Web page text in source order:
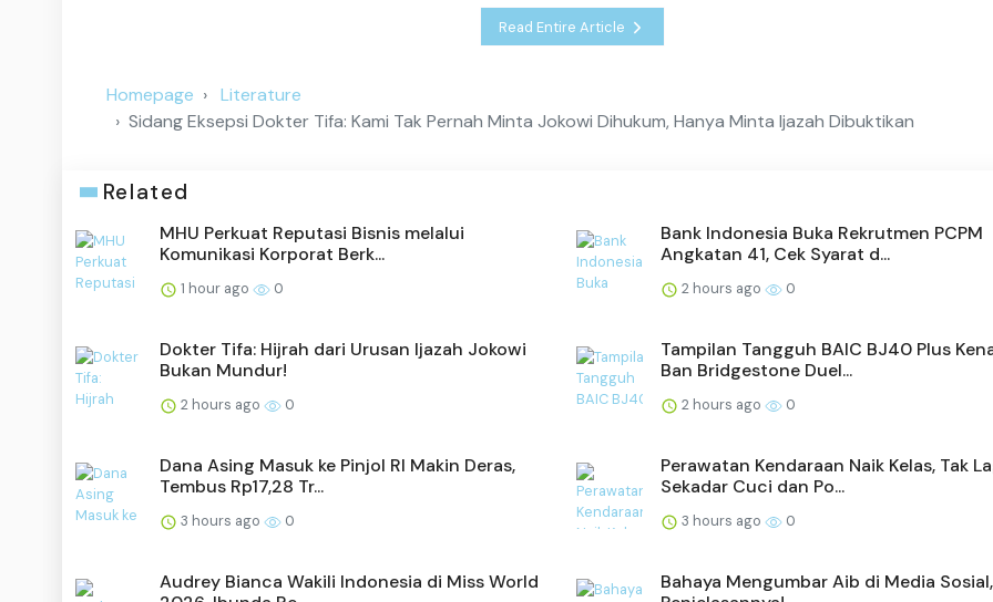
Read Entire Article
Homepage
Literature
Sidang Eksepsi Dokter Tifa: Kami Tak Pernah Minta Jokowi Dihukum, Hanya Minta Ijazah Dibuktikan
Related
MHU Perkuat Reputasi Bisnis melalui
Komunikasi Korporat Berk...
1 hour ago 0
Bank Indonesia Buka Rekrutmen PCPM
Angkatan 41, Cek Syarat d...
2 hours ago 0
Dokter Tifa: Hijrah dari Urusan Ijazah Jokowi
Bukan Mundur!
2 hours ago 0
Tampilan Tangguh BAIC BJ40 Plus
Ban Bridgestone Duel...
2 hours ago 0
Dana Asing Masuk ke Pinjol RI Makin Deras,
Tembus Rp17,28 Tr...
3 hours ago 0
Perawatan Kendaraan Naik Kelas, Tak
Sekadar Cuci dan Po...
3 hours ago 0
Audrey Bianca Wakili Indonesia di Miss World
Bahaya Mengumbar Aib di Media